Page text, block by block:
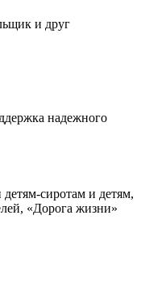
и друг
надежного
сиротам и детям,
«Дорога жизни»